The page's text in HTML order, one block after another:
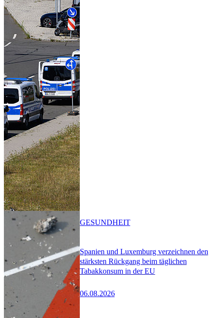
Spanien und Luxemburg verzeichnen den
stärksten Rückgang beim täglichen
Tabakkonsum in der EU
06.08.2026
GESUNDHEIT